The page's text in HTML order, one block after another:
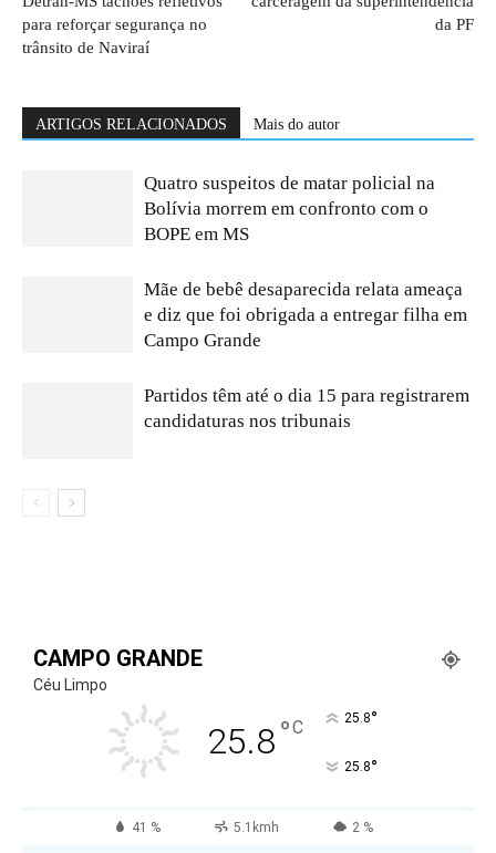
para reforçar segurança no
trânsito de Naviraí
da PF
ARTIGOS RELACIONADOS Mais do autor
Quatro suspeitos de matar policial na
Bolívia morrem em confronto com o
BOPE em MS
Mãe de bebê desaparecida relata ameaça
e diz que foi obrigada a entregar filha em
Campo Grande
Partidos têm até o dia 15 para registrarem
candidaturas nos tribunais
CAMPO GRANDE
Céu Limpo
25.8°C 25.8°
25.8°
41 % 5.1kmh 2 %